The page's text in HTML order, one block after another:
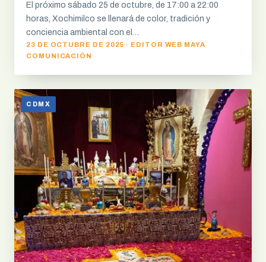
El próximo sábado 25 de octubre, de 17:00 a 22:00
horas, Xochimilco se llenará de color, tradición y
conciencia ambiental con el…
23 DE OCTUBRE DE 2025 · EDITOR WEB MAYA
COMUNICACIÓN
CDMX